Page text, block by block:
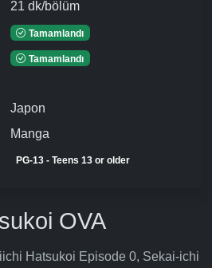
21 dk/bölüm
Tamamlandı
Tamamlandı
Japon
Manga
PG-13 - Teens 13 or older
OVA
Hatsukoi Episode 0, Sekai-ichi